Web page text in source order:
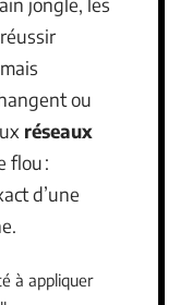
ou
réseaux
flou :
d’une
à appliquer